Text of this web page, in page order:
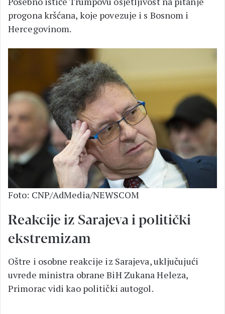
progona kršćana, koje povezuje i s Bosnom i
Hercegovinom.
Foto: CNP/AdMedia/NEWSCOM
Reakcije iz Sarajeva i politički
ekstremizam
Oštre i osobne reakcije iz Sarajeva, uključujući
uvrede ministra obrane BiH Zukana Heleza,
Primorac vidi kao politički autogol.